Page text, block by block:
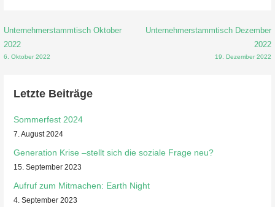
Beitragsnavigation
Unternehmerstammtisch Oktober
2022
6. Oktober 2022
Unternehmerstammtisch Dezember
2022
19. Dezember 2022
Letzte Beiträge
Sommerfest 2024
7. August 2024
Generation Krise –stellt sich die soziale Frage neu?
15. September 2023
Aufruf zum Mitmachen: Earth Night
4. September 2023